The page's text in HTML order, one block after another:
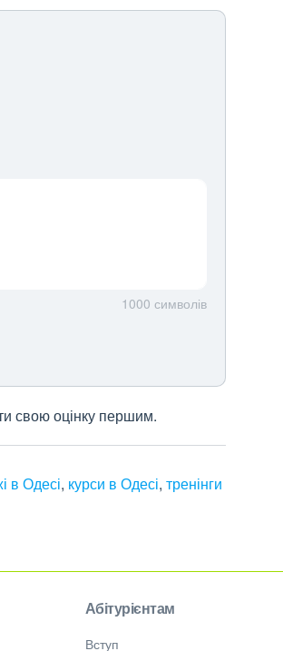
1000 символів
свою оцінку першим.
в Одесі, курси в Одесі, тренінги
Абітурієнтам
Вступ